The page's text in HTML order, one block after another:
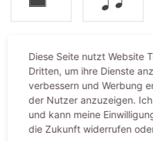
Dieses
testen:
Diese Seite nutzt Website
Dritten, um ihre Dienste
verbessern und Werbung
der Nutzer anzuzeigen.
und kann meine
die Zukunft widerrufen